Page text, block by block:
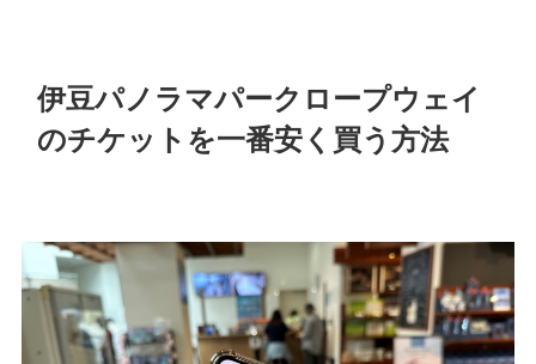
伊豆パノラマパークロープウェイ
のチケットを一番安く買う方法